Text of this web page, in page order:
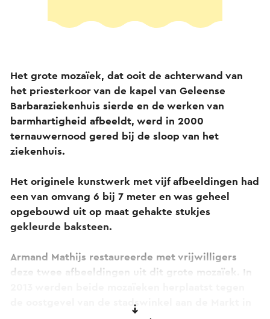
Het grote mozaïek, dat ooit de achterwand van
het priesterkoor van de kapel van Geleense
Barbaraziekenhuis sierde en de werken van
barmhartigheid afbeeldt, werd in 2000
ternauwernood gered bij de sloop van het
ziekenhuis.
Het originele kunstwerk met vijf afbeeldingen had
een van omvang 6 bij 7 meter en was geheel
opgebouwd uit op maat gehakte stukjes
gekleurde baksteen.
Armand Mathijs restaureerde met vrijwilligers
deze twee afbeeldingen uit dit grote mozaïek. In
de oostgevel van de stadswinkel aan de Markt in